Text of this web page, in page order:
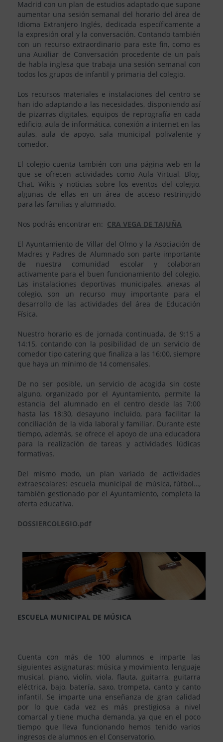
Madrid con un plan de estudios adaptado que supone
aumentar una sesión semanal del horario del área de
Idioma Extranjero Inglés, dedicada específicamente a
la expresión oral y la conversación. Contando también
con un recurso extraordinario para este fin, como es
una Auxiliar de Conversación procedente de un país
de habla inglesa que trabaja una sesión semanal con
todos los grupos de infantil y primaria del colegio.
Los recursos materiales e instalaciones del centro se
han ido adaptando a las necesidades, disponiendo así
de pizarras digitales, equipos de reprografía en cada
edificio, aula de informática, conexión a internet en las
aulas, aula de apoyo, sala municipal polivalente y
comedor.
El colegio cuenta también con una página web en la
que se ofrecen actividades como Aula Virtual, Blog,
Chat, Wikis y noticias sobre los eventos del colegio,
algunas de ellas en un área de acceso restringido
para las familias y alumnado.
Nos podrás encontrar en: CRA VEGA DE TAJUÑA
El Ayuntamiento de Villar del Olmo y la Asociación de
Madres y Padres de Alumnado son parte importante
de nuestra comunidad escolar y colaboran
activamente para el buen funcionamiento del colegio.
Las instalaciones deportivas municipales, anexas al
colegio, son un recurso muy importante para el
desarrollo de las actividades del área de Educación
Física.
Nuestro horario es de jornada continuada, de 9:15 a
14:15, contando con la posibilidad de un servicio de
comedor tipo catering que finaliza a las 16:00, siempre
que haya un mínimo de 14 comensales.
De no ser posible, un servicio de acogida sin coste
alguno, organizado por el Ayuntamiento, permite la
estancia del alumnado en el centro desde las 7:00
hasta las 18:30, desayuno incluido, para facilitar la
conciliación de la vida laboral y familiar. Durante este
tiempo, además, se ofrece el apoyo de una educadora
para la realización de tareas y actividades lúdicas
formativas.
Del mismo modo, un plan variado de actividades
extraescolares: escuela municipal de música, fútbol…,
también gestionado por el Ayuntamiento, completa la
oferta educativa.
DOSSIERCOLEGIO.pdf
ESCUELA MUNICIPAL DE MÚSICA
Cuenta con más de 100 alumnos e imparte las
siguientes asignaturas: música y movimiento, lenguaje
musical, piano, violín, viola, flauta, guitarra, guitarra
eléctrica, bajo, batería, saxo, trompeta, canto y canto
infantil. Se imparte una enseñanza de gran calidad
por lo que cada vez es más prestigiosa a nivel
comarcal y tiene mucha demanda, ya que en el poco
tiempo que lleva funcionando hemos tenido varios
ingresos de alumnos en el Conservatorio.